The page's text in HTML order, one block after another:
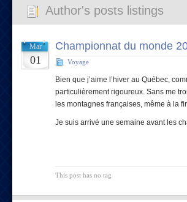
Author's posts listings
Mar
01
Championnat du monde
Voyage
Bien que j’aime l’hiver au Québec,
particulièrement rigoureux. Sans me
les montagnes françaises, même à la
Je suis arrivé une semaine avant les
This post has no tag